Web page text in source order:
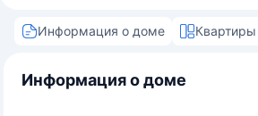
Информация о доме
Информация о доме